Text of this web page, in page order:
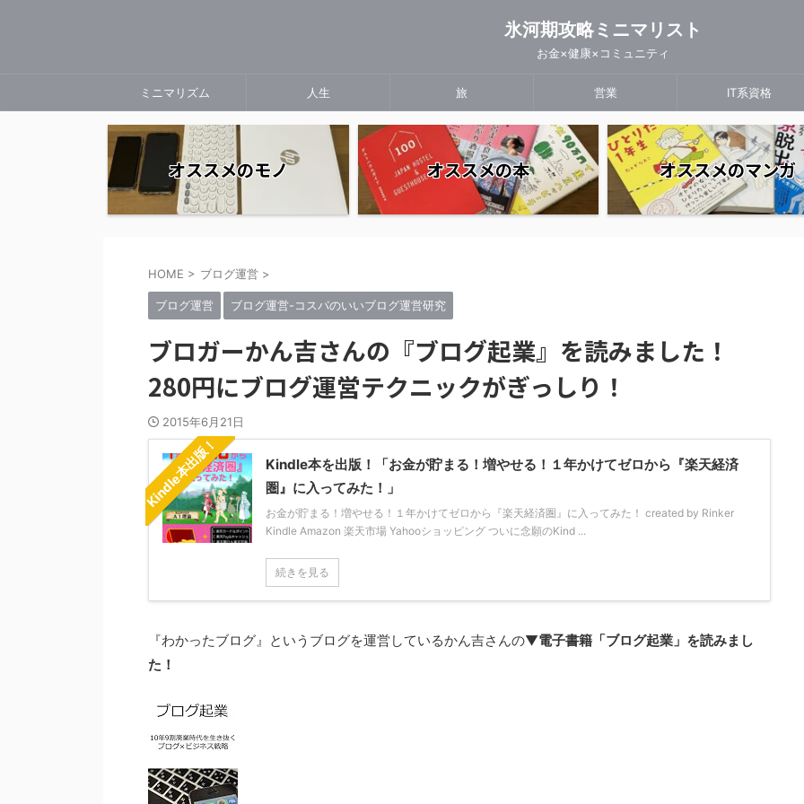
氷河期攻略ミニマリスト
お金×健康×コミュニティ
ミニマリズム 人生 旅 営業 IT系資格
オススメのモノ オススメの本 オススメのマンガ
HOME > ブログ運営 >
ブログ運営 ブログ運営-コスパのいいブログ運営研究
ブロガーかん吉さんの『ブログ起業』を読みました！
280円にブログ運営テクニックがぎっしり！
2015年6月21日
Kindle本出版！
Kindle本を出版！「お金が貯まる！増やせる！１年かけてゼロから『楽天経済
圏』に入ってみた！」
お金が貯まる！増やせる！１年かけてゼロから『楽天経済圏』に入ってみた！ created by Rinker
Kindle Amazon 楽天市場 Yahooショッピング ついに念願のKind ...
続きを見る
『わかったブログ』というブログを運営しているかん吉さんの▼電子書籍「ブログ起業」を読みまし
た！